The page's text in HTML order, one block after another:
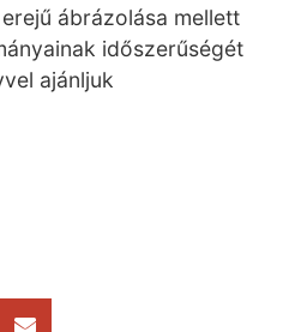
ábrázolása mellett
időszerűségét
ajánljuk